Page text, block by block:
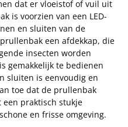
dat er vloeistof of vuil uit
is voorzien van een LED-
en sluiten van de
een afdekkap, die
insecten worden
gemakkelijk te bedienen
sluiten is eenvoudig en
toe dat de prullenbak
praktisch stukje
en frisse omgeving.